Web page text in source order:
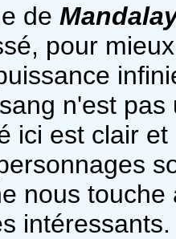
de
pour
n'est
ici est clair
nous
intéressants.